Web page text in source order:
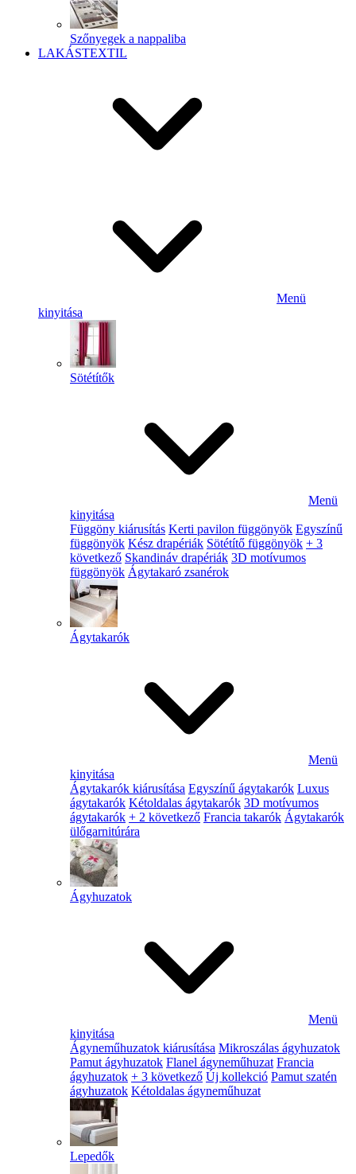
Szőnyegek a nappaliba
LAKÁSTEXTIL
Menü
kinyitása
Sötétítők
Menü
kinyitása
Függöny kiárusítás Kerti pavilon függönyök Egyszínű
függönyök Kész drapériák Sötétítő függönyök + 3
következő Skandináv drapériák 3D motívumos
függönyök Ágytakaró zsanérok
Ágytakarók
Menü
kinyitása
Ágytakarók kiárusítása Egyszínű ágytakarók Luxus
ágytakarók Kétoldalas ágytakarók 3D motívumos
ágytakarók + 2 következő Francia takarók Ágytakarók
ülőgarnitúrára
Ágyhuzatok
Menü
kinyitása
Ágyneműhuzatok kiárusítása Mikroszálas ágyhuzatok
Pamut ágyhuzatok Flanel ágyneműhuzat Francia
ágyhuzatok + 3 következő Új kollekció Pamut szatén
ágyhuzatok Kétoldalas ágyneműhuzat
Lepedők